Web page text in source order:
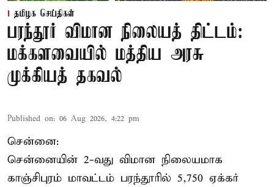
தமிழக செய்திகள்
பரந்தூர் விமான நிலையத் திட்டம்:
மக்களவையில் மத்திய அரசு
முக்கியத் தகவல்
Published on: 06 Aug 2026, 4:22 pm
சென்னை:
சென்னையின் 2-வது விமான நிலையமாக
காஞ்சிபுரம் மாவட்டம் பரந்தூரில் 5,750 ஏக்கர்